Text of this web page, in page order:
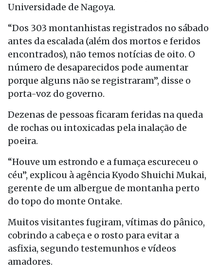
Universidade de Nagoya.
“Dos 303 montanhistas registrados no sábado
antes da escalada (além dos mortos e feridos
encontrados), não temos notícias de oito. O
número de desaparecidos pode aumentar
porque alguns não se registraram”, disse o
porta-voz do governo.
Dezenas de pessoas ficaram feridas na queda
de rochas ou intoxicadas pela inalação de
poeira.
“Houve um estrondo e a fumaça escureceu o
céu”, explicou à agência Kyodo Shuichi Mukai,
gerente de um albergue de montanha perto
do topo do monte Ontake.
Muitos visitantes fugiram, vítimas do pânico,
cobrindo a cabeça e o rosto para evitar a
asfixia, segundo testemunhos e vídeos
amadores.